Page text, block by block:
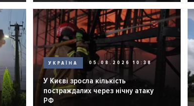
УКРАЇНА 05.08.2026 10:38
У Києві зросла кількість
постраждалих через нічну атаку
РФ